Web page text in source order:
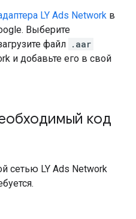
LY Ads Network в
Выберите
файл .aar
и добавьте его в свой
код
сетью LY Ads Network